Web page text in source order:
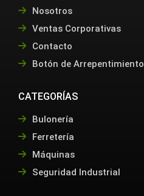
Nosotros
Ventas Corporativas
Contacto
Botón de Arrepentimiento
CATEGORÍAS
Bulonería
Ferretería
Máquinas
Seguridad Industrial